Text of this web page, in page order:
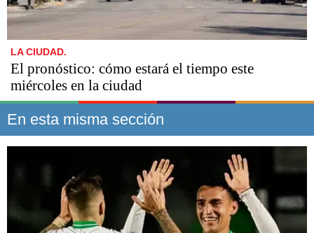
LA CIUDAD.
El pronóstico: cómo estará el tiempo este
miércoles en la ciudad
En esta misma sección